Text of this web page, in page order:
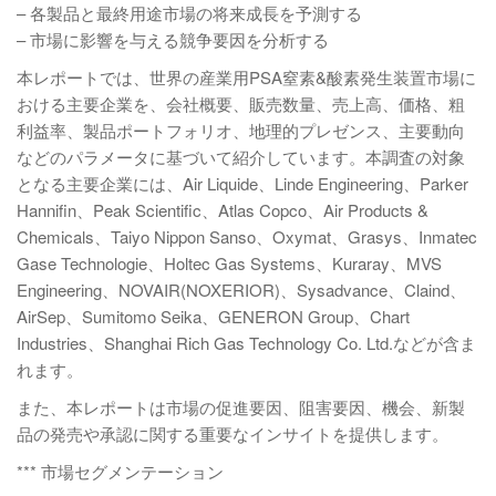
– 各製品と最終用途市場の将来成長を予測する
– 市場に影響を与える競争要因を分析する
本レポートでは、世界の産業用PSA窒素&酸素発生装置市場に
おける主要企業を、会社概要、販売数量、売上高、価格、粗
利益率、製品ポートフォリオ、地理的プレゼンス、主要動向
などのパラメータに基づいて紹介しています。本調査の対象
となる主要企業には、Air Liquide、Linde Engineering、Parker
Hannifin、Peak Scientific、Atlas Copco、Air Products &
Chemicals、Taiyo Nippon Sanso、Oxymat、Grasys、Inmatec
Gase Technologie、Holtec Gas Systems、Kuraray、MVS
Engineering、NOVAIR(NOXERIOR)、Sysadvance、Claind、
AirSep、Sumitomo Seika、GENERON Group、Chart
Industries、Shanghai Rich Gas Technology Co. Ltd.などが含ま
れます。
また、本レポートは市場の促進要因、阻害要因、機会、新製
品の発売や承認に関する重要なインサイトを提供します。
*** 市場セグメンテーション